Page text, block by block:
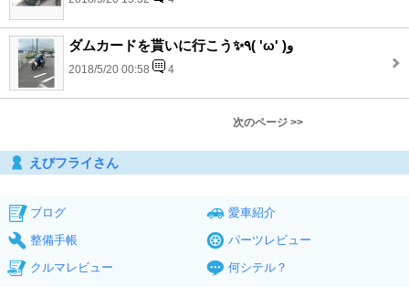
ダムカードを貰いに行こう✨٩( 'ω' )و
2018/5/20 00:58 4
次のページ >>
えびフライさん
ブログ
愛車紹介
整備手帳
パーツレビュー
クルマレビュー
何シテル？